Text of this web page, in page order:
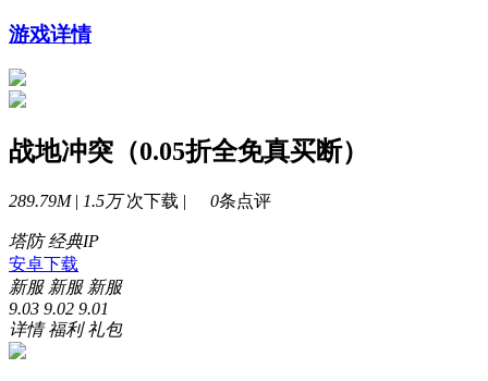
游戏详情
战地冲突（0.05折全免真买断）
289.79M | 1.5万次下载 | 0条点评
塔防 经典IP
安卓下载
新服 新服 新服
9.03 9.02 9.01
详情 福利 礼包